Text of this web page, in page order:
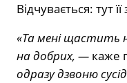
Відчувається: тут
«Та мені щастить
на добрих, — каже
одразу дзвоню